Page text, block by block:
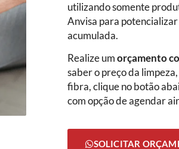
utilizando somente
Anvisa para
acumulada.
Realize umorçamento
saber o preço da
fibra, clique no botão
com opção de agendar
SOLICITAR